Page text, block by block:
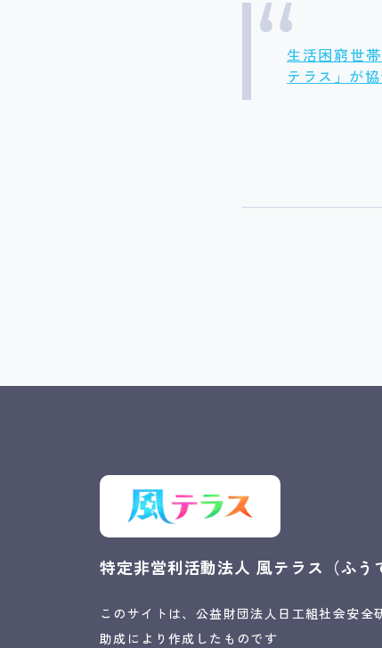
生活困窮世
テラス」が
特定非営利活動法人 風テラス（ふう
このサイトは、公益財団法人日工組社会安全
助成により作成したものです